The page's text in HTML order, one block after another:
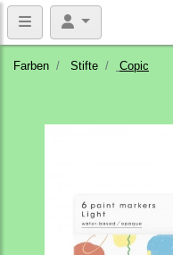
Farben Stifte Copic